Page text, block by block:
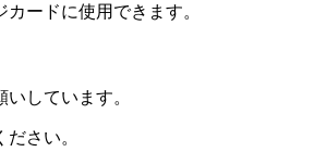
ードに使用できます。
しています。
さい。